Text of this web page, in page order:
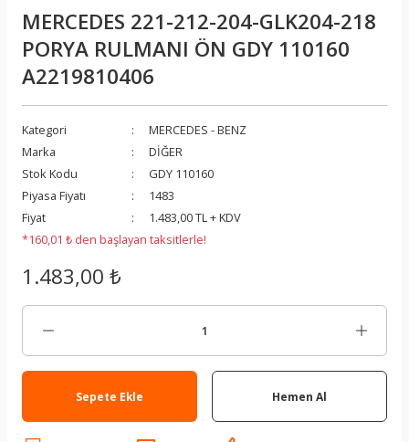
MERCEDES 221-212-204-GLK204-218
PORYA RULMANI ÖN GDY 110160
A2219810406
Kategori
MERCEDES - BENZ
Marka
DİĞER
Stok Kodu
GDY 110160
Piyasa Fiyatı
1483
Fiyat
1.483,00 TL + KDV
*160,01 ₺ den başlayan taksitlerle!
1.483,00 ₺
Sepete Ekle Hemen Al